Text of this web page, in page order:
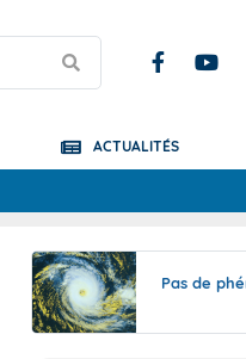
Articles
ACTUALITÉS
Pas de